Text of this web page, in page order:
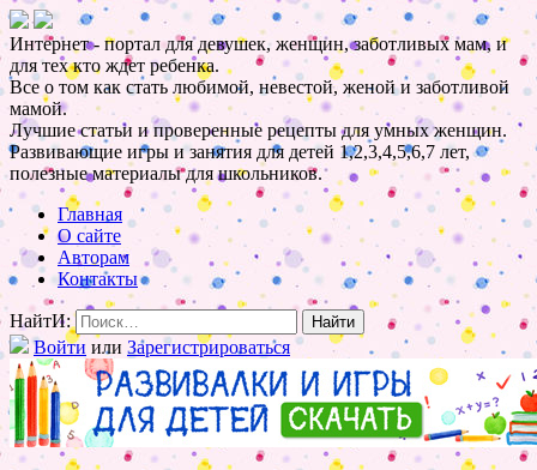
Интернет - портал для девушек, женщин, заботливых мам, и
для тех кто ждет ребенка.
Все о том как стать любимой, невестой, женой и заботливой
мамой.
Лучшие статьи и проверенные рецепты для умных женщин.
Развивающие игры и занятия для детей 1,2,3,4,5,6,7 лет,
полезные материалы для школьников.
Главная
О сайте
Авторам
Контакты
НайтИ:
Войти или Зарегистрироваться